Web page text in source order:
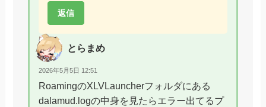
返信
とらまめ
2026年5月5日 12:51
RoamingのXLVLauncherフォルダにある
dalamud.logの中身を見たらエラー出てるプ